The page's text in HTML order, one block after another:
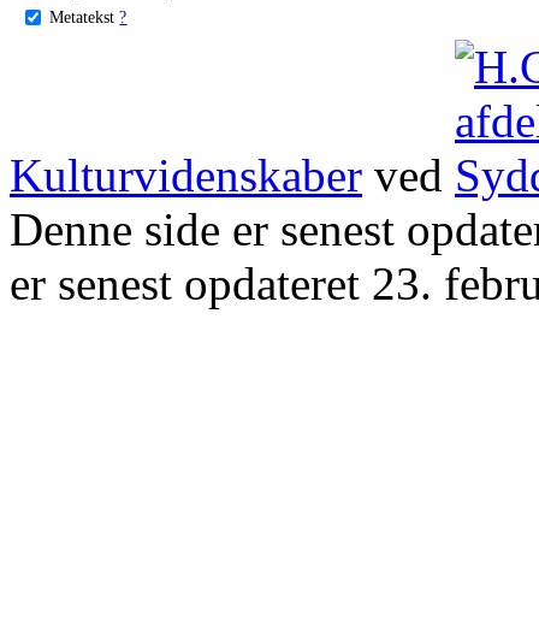
Metatekst ?
Kulturvidenskaber ved
Denne side er senest
er senest opdateret 23.